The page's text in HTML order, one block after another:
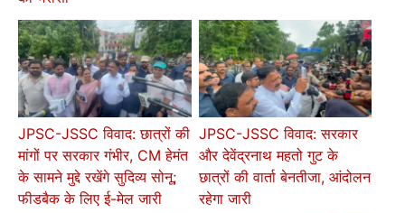
JPSC-JSSC विवाद: छात्रों की
मांगों पर सरकार गंभीर, CM हेमंत
के सामने मुद्दे रखेंगे सुदिव्य सोनू;
फीडबैक के लिए ई-मेल जारी
JPSC-JSSC विवाद: सरकार
और देवेंद्रनाथ महतो गुट के
छात्रों की वार्ता बेनतीजा, आंदोलन
रहेगा जारी